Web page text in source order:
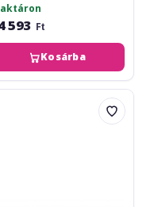
593 Ft
Kosárba